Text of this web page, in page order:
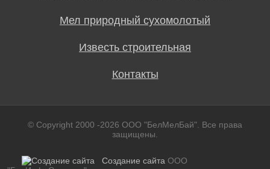
Мел природный сухомолотый
Известь строительная
Контакты
© Copyright 2000 -2026 ООО "БелМелБай". Все права
защищены.
Создание сайта ООО